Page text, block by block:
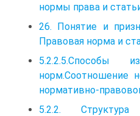
нормы права и
26. Понятие и
Правовая норма и
5.2.2.5.Способы
норм.Соотношение
нормативно-
5.2.2.